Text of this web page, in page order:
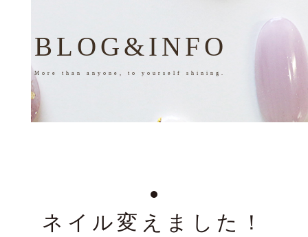
BLOG&INFO
More than anyone, to yourself shining.
ネイル変えました！